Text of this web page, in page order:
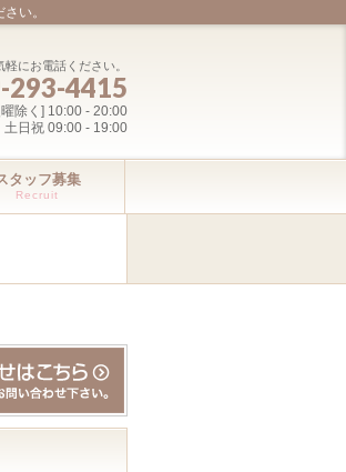
い。
軽にお電話ください。
293-4415
除く] 10:00 - 20:00
土日祝 09:00 - 19:00
タッフ募集
Recruit